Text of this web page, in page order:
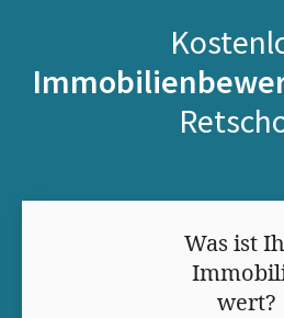
Was ist
wert?